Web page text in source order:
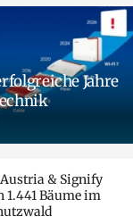
Jahre
& Signify
1.441 Bäume im